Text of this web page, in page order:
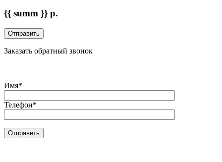
{{ summ }} р.
Заказать обратный звонок
Имя*
Телефон*